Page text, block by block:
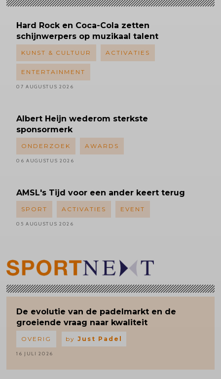
Hard Rock en Coca-Cola zetten
schijnwerpers op muzikaal talent
KUNST & CULTUUR ACTIVATIES
ENTERTAINMENT
07 AUGUSTUS 2026
Albert Heijn wederom sterkste
sponsormerk
ONDERZOEK AWARDS
06 AUGUSTUS 2026
AMSL's Tijd voor een ander keert terug
SPORT ACTIVATIES EVENT
05 AUGUSTUS 2026
De evolutie van de padelmarkt en de
groeiende vraag naar kwaliteit
OVERIG by Just Padel
16 JULI 2026